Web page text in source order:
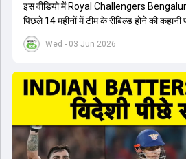
Wed - 03 Jun 2026
इस वीडियो में Royal Challengers
पिछले 14 महीनों में टीम के रीबिल्ड होने की
अपनी पुरानी गलतियों को स्वीकार करते हुए एक
मैनेजमेंट में Mo Bobat, Andy Flower,
के तहत Bhuvneshwar Kumar, Krunal
जैसे भारतीय खिलाड़ियों को टीम में शामिल किया
किया। इसके अलावा, Virat Kohli की भूमिका में
अब टीम के युवा खिलाड़ियों के साथ ज्यादा जुड़े
Patidar के नेतृत्व में टीम का कम्युनिकेशन बहुत
मैनेजमेंट तक, सभी एक ही पेज पर रहते हैं, जिससे